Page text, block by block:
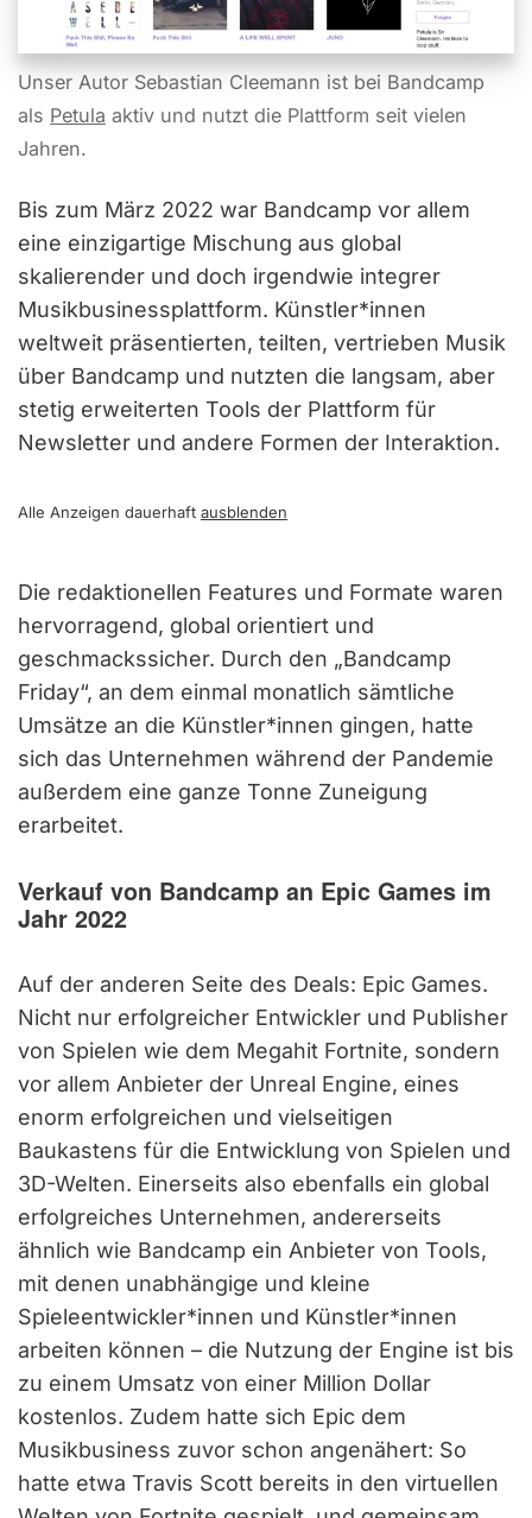
Unser Autor Sebastian Cleemann ist bei Bandcamp
als Petula aktiv und nutzt die Plattform seit vielen
Jahren.
Bis zum März 2022 war Bandcamp vor allem
eine einzigartige Mischung aus global
skalierender und doch irgendwie integrer
Musikbusinessplattform. Künstler*innen
weltweit präsentierten, teilten, vertrieben Musik
über Bandcamp und nutzten die langsam, aber
stetig erweiterten Tools der Plattform für
Newsletter und andere Formen der Interaktion.
Alle Anzeigen dauerhaft ausblenden
Die redaktionellen Features und Formate waren
hervorragend, global orientiert und
geschmackssicher. Durch den „Bandcamp
Friday“, an dem einmal monatlich sämtliche
Umsätze an die Künstler*innen gingen, hatte
sich das Unternehmen während der Pandemie
außerdem eine ganze Tonne Zuneigung
erarbeitet.
Verkauf von Bandcamp an Epic Games im
Jahr 2022
Auf der anderen Seite des Deals: Epic Games.
Nicht nur erfolgreicher Entwickler und Publisher
von Spielen wie dem Megahit Fortnite, sondern
vor allem Anbieter der Unreal Engine, eines
enorm erfolgreichen und vielseitigen
Baukastens für die Entwicklung von Spielen und
3D-Welten. Einerseits also ebenfalls ein global
erfolgreiches Unternehmen, andererseits
ähnlich wie Bandcamp ein Anbieter von Tools,
mit denen unabhängige und kleine
Spieleentwickler*innen und Künstler*innen
arbeiten können – die Nutzung der Engine ist bis
zu einem Umsatz von einer Million Dollar
kostenlos. Zudem hatte sich Epic dem
Musikbusiness zuvor schon angenähert: So
hatte etwa Travis Scott bereits in den virtuellen